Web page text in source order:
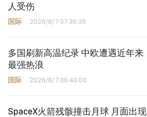
人受伤
国际 2026/8/7 07:36:35
多国刷新高温纪录 中欧遭遇近年来
最强热浪
国际 2026/8/7 06:40:00
SpaceX火箭残骸撞击月球 月面出现